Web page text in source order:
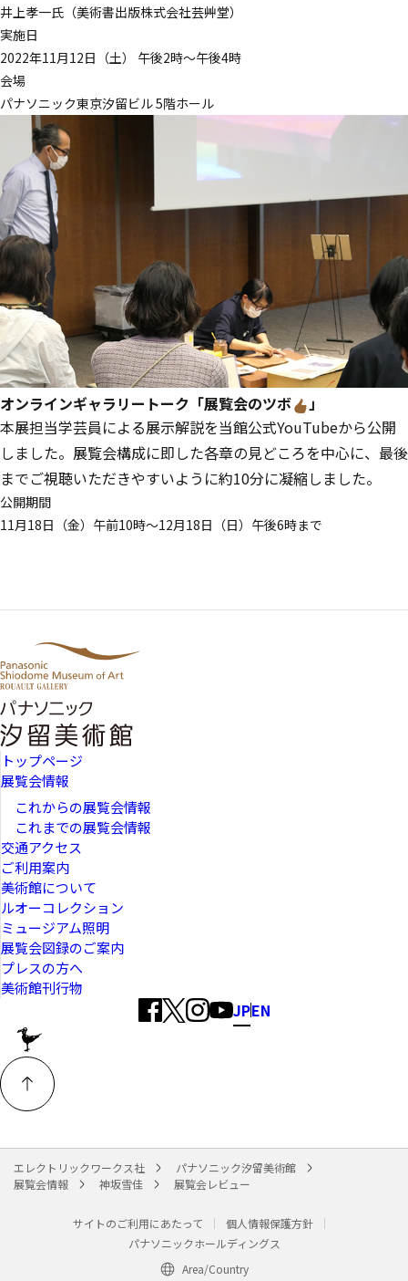
井上孝一氏（美術書出版株式会社芸艸堂）
実施日
2022年11月12日（土） 午後2時～午後4時
会場
パナソニック東京汐留ビル 5階ホール
オンラインギャラリートーク「展覧会のツボ
」
本展担当学芸員による展示解説を当館公式YouTubeから公開
しました。展覧会構成に即した各章の見どころを中心に、最後
までご視聴いただきやすいように約10分に凝縮しました。
公開期間
11月18日（金）午前10時～12月18日（日）午後6時まで
トップページ
展覧会情報
これからの展覧会情報
これまでの展覧会情報
交通アクセス
ご利用案内
美術館について
ルオーコレクション
ミュージアム照明
展覧会図録のご案内
プレスの方へ
美術館刊行物
JPEN
エレクトリックワークス社
パナソニック汐留美術館
展覧会情報
神坂雪佳 展覧会レビュー
サイトのご利用にあたって
個人情報保護方針
パナソニックホールディングス
Area/Country